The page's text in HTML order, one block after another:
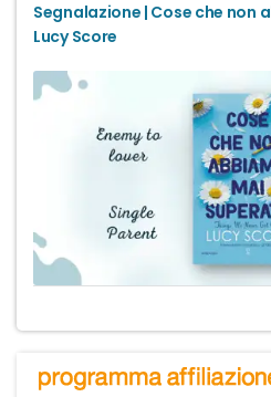
Segnalazione | Cose che non
Lucy Score